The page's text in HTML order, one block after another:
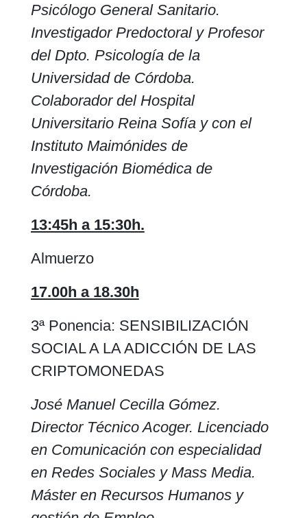
Psicólogo General Sanitario.
Investigador Predoctoral y Profesor
del Dpto. Psicología de la
Universidad de Córdoba.
Colaborador del Hospital
Universitario Reina Sofía y con el
Instituto Maimónides de
Investigación Biomédica de
Córdoba.
13:45h a 15:30h.
Almuerzo
17.00h a 18.30h
3ª Ponencia: SENSIBILIZACIÓN
SOCIAL A LA ADICCIÓN DE LAS
CRIPTOMONEDAS
José Manuel Cecilla Gómez.
Director Técnico Acoger. Licenciado
en Comunicación con especialidad
en Redes Sociales y Mass Media.
Máster en Recursos Humanos y